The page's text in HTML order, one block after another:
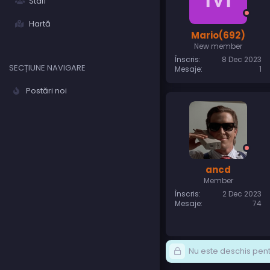
Hartă
SECȚIUNE NAVIGARE
Postări noi
Mario(692)
New member
Înscris
8 Dec 2023
Mesaje
1
ancd
Member
Înscris
2 Dec 2023
Mesaje
74
Nu este deschis